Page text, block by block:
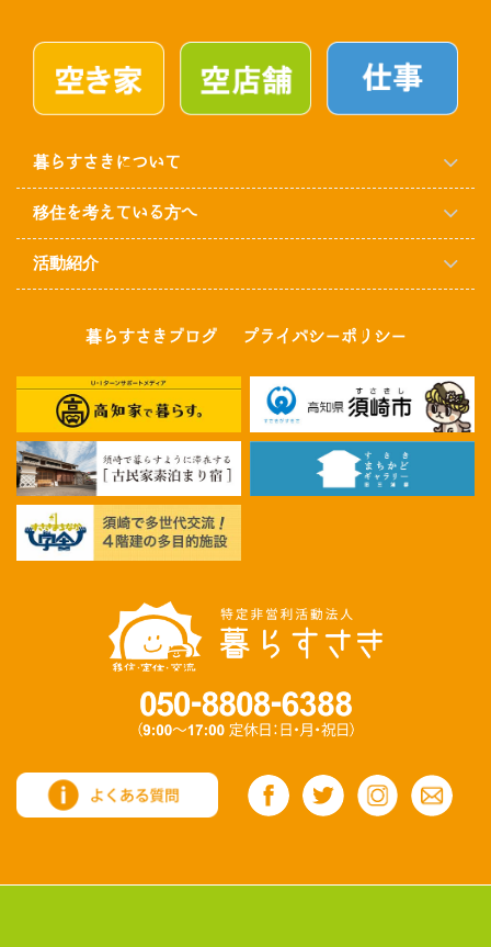
暮らすさきについて
移住を考えている方へ
活動紹介
暮らすさきブログ プライバシーポリシー